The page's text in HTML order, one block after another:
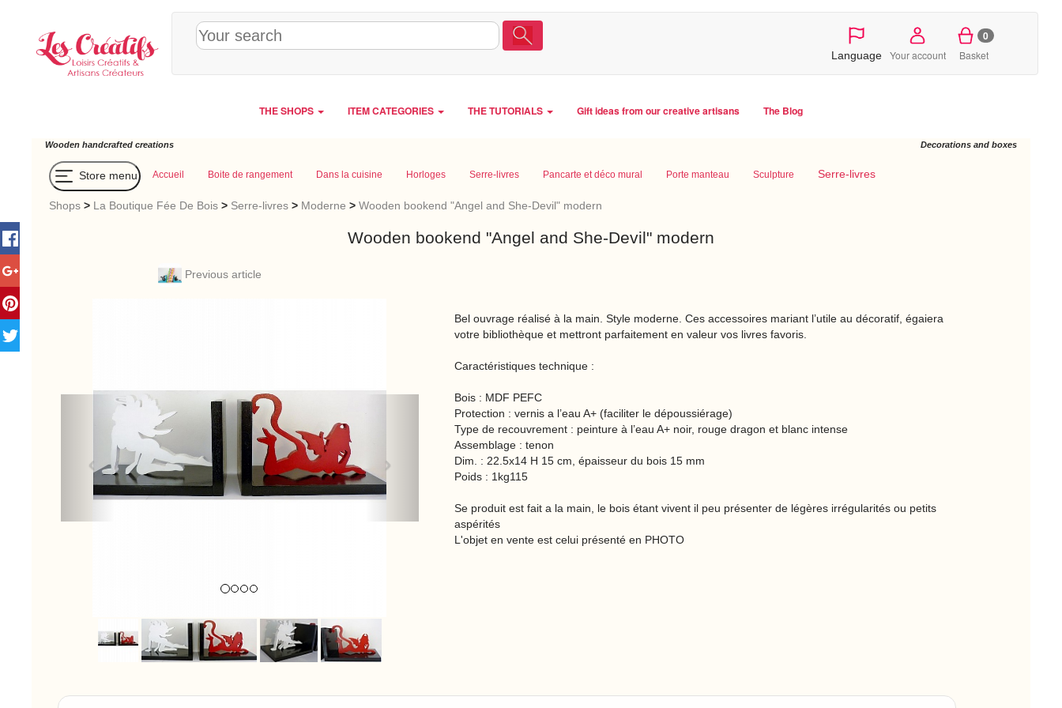
Language Your account
0
Basket
THE SHOPS ITEM CATEGORIES THE TUTORIALS Gift ideas from our creative artisans The Blog
Wooden handcrafted creations Decorations and boxes
Store menu Accueil Boite de rangement Dans la cuisine Horloges Serre-livres Pancarte et déco mural Porte manteau Sculpture Serre-livres
Shops > La Boutique Fée De Bois > Serre-livres > Moderne > Wooden bookend "Angel and She-Devil" modern
Wooden bookend "Angel and She-Devil" modern
Previous article
Previous
Bel ouvrage réalisé à la main. Style moderne. Ces accessoires mariant l’utile au décoratif, égaiera
votre bibliothèque et mettront parfaitement en valeur vos livres favoris.
Caractéristiques technique :
Bois : MDF PEFC
Protection : vernis a l’eau A+ (faciliter le dépoussiérage)
Type de recouvrement : peinture à l’eau A+ noir, rouge dragon et blanc intense
Assemblage : tenon
Dim. : 22.5x14 H 15 cm, épaisseur du bois 15 mm
Poids : 1kg115
Se produit est fait a la main, le bois étant vivent il peu présenter de légères irrégularités ou petits
aspérités
L'objet en vente est celui présenté en PHOTO